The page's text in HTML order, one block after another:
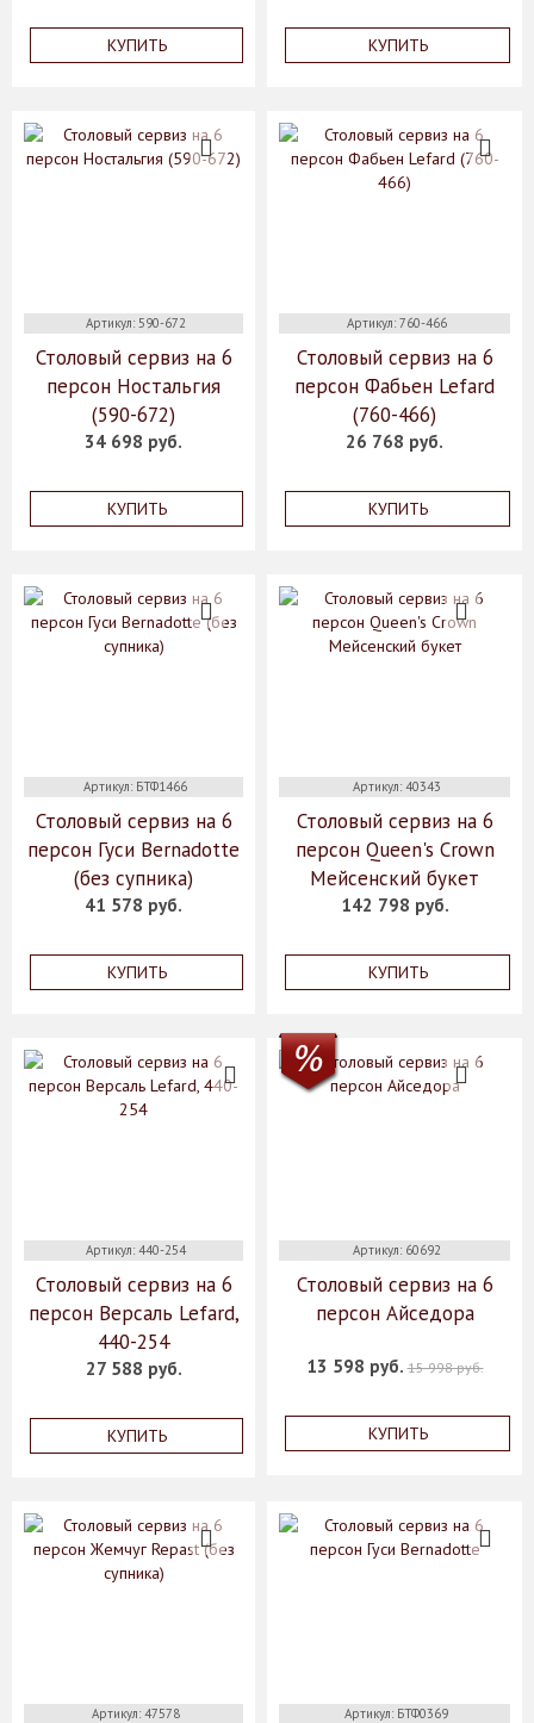
КУПИТЬ КУПИТЬ
Артикул: 590-672
Столовый сервиз на 6
персон Ностальгия
(590-672)
34 698 руб.
КУПИТЬ
Артикул: 760-466
Столовый сервиз на 6
персон Фабьен Lefard
(760-466)
26 768 руб.
КУПИТЬ
Артикул: БТФ1466
Столовый сервиз на 6
персон Гуси Bernadotte
(без супника)
41 578 руб.
КУПИТЬ
Артикул: 40343
Столовый сервиз на 6
персон Queen's Crown
Мейсенский букет
142 798 руб.
КУПИТЬ
Артикул: 440-254
Столовый сервиз на 6
персон Версаль Lefard,
440-254
27 588 руб.
КУПИТЬ
Артикул: 60692
Столовый сервиз на 6
персон Айседора
13 598 руб.15 998 руб.
КУПИТЬ
Артикул: 47578 Артикул: БТФ0369